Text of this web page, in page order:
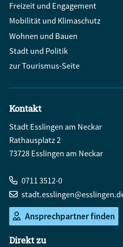
Freizeit und Engagement
Mobilität und Klimaschutz
Wohnen und Bauen
Stadt und Politik
zur Tourismus-Seite
Kontakt
Stadt Esslingen am Neckar
Rathausplatz 2
73728 Esslingen am Neckar
0711 3512-0
Ansprechpartner finden
Direkt zu